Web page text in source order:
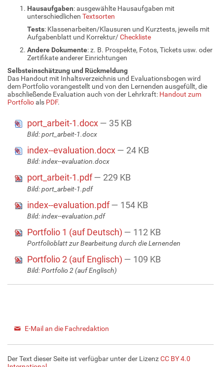
Hausaufgaben: ausgewählte Hausaufgaben mit
unterschiedlichen Textsorten
Tests: Klassenarbeiten/Klausuren und Kurztests, jeweils mit
Aufgabenblatt und Korrektur/Checkliste
Andere Dokumente: z. B. Prospekte, Fotos, Tickets usw. oder
Zertifikate anderer Einrichtungen
Selbsteinschätzung und Rückmeldung
Das Handout mit Inhaltsverzeichnis und Evaluationsbogen wird
dem Portfolio vorangestellt und von den Lernenden ausgefüllt, die
abschließende Evaluation auch von der Lehrkraft: Handout zum
Portfolioals PDF.
port_arbeit-1.docx— 35 KB
Bild: port_arbeit-1.docx
index--evaluation.docx— 24 KB
Bild: index--evaluation.docx
port_arbeit-1.pdf— 229 KB
Bild: port_arbeit-1.pdf
index--evaluation.pdf— 154 KB
Bild: index--evaluation.pdf
Portfolio 1 (auf Deutsch) — 112 KB
Portfolioblatt zur Bearbeitung durch die Lernenden
Portfolio 2 (auf Englisch) — 109 KB
Bild: Portfolio 2 (auf Englisch)
E-Mail an die Fachredaktion
Der Text dieser Seite ist verfügbar unter der LizenzCC BY 4.0